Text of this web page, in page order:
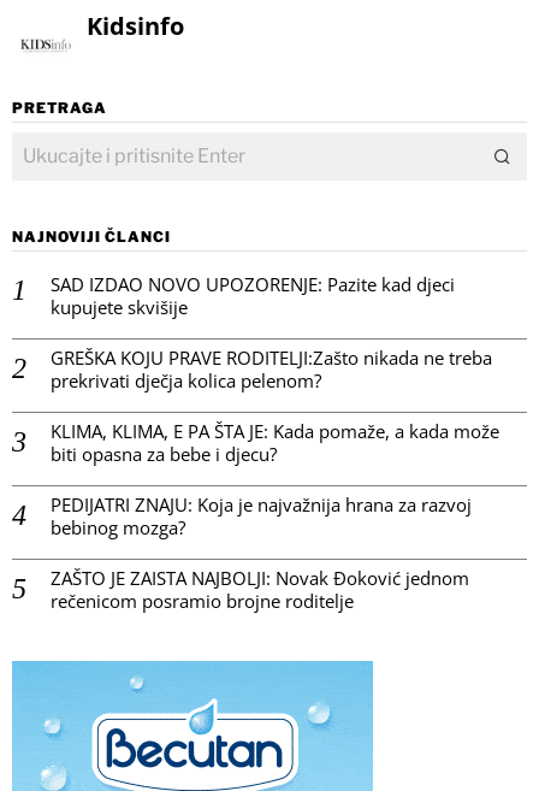
Kidsinfo
PRETRAGA
NAJNOVIJI ČLANCI
SAD IZDAO NOVO UPOZORENJE: Pazite kad djeci
kupujete skvišije
GREŠKA KOJU PRAVE RODITELJI:Zašto nikada ne treba
prekrivati dječja kolica pelenom?
KLIMA, KLIMA, E PA ŠTA JE: Kada pomaže, a kada može
biti opasna za bebe i djecu?
PEDIJATRI ZNAJU: Koja je najvažnija hrana za razvoj
bebinog mozga?
ZAŠTO JE ZAISTA NAJBOLJI: Novak Đoković jednom
rečenicom posramio brojne roditelje